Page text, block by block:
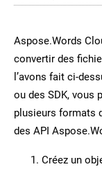
Aspose.Words
convertir des
l’avons fait ci-
ou des SDK, vous
plusieurs formats
des API
Créez un